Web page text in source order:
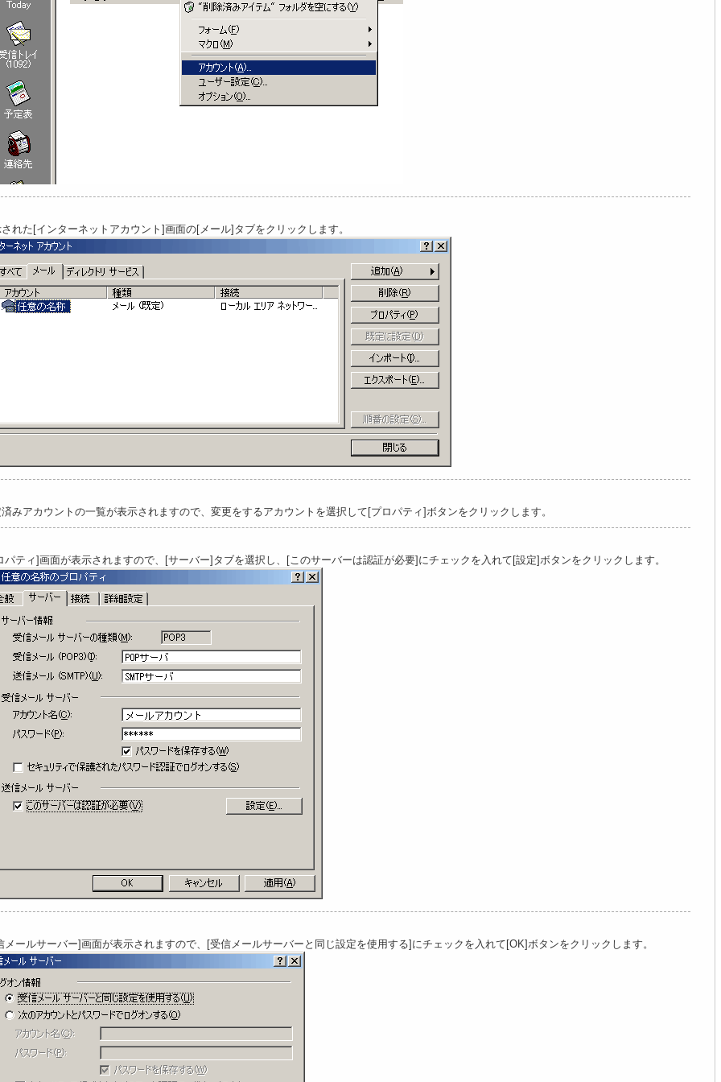
れた[インターネットアカウント]画面の[メール]タブをクリックします。
みアカウントの一覧が表示されますので、変更をするアカウントを選択して[プロパティ]ボタンをクリックします。
パティ]画面が表示されますので、[サーバー]タブを選択し、[このサーバーは認証が必要]にチェックを入れて[設定]ボタンをクリックします。
メールサーバー]画面が表示されますので、[受信メールサーバーと同じ設定を使用する]にチェックを入れて[OK]ボタンをクリックします。